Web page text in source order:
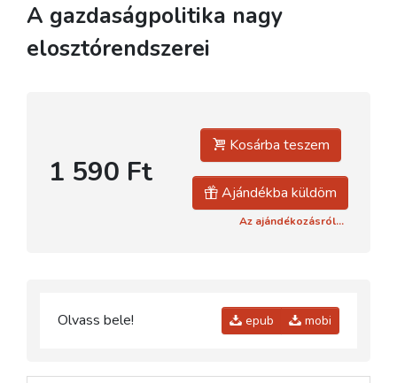
A gazdaságpolitika nagy
elosztórendszerei
1 590 Ft
Kosárba teszem
Ajándékba küldöm
Az ajándékozásról...
Olvass bele! epub mobi